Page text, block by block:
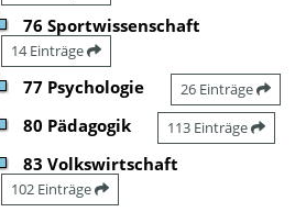
76 Sportwissenschaft
14 Einträge
77 Psychologie 26 Einträge
80 Pädagogik 113 Einträge
83 Volkswirtschaft
102 Einträge